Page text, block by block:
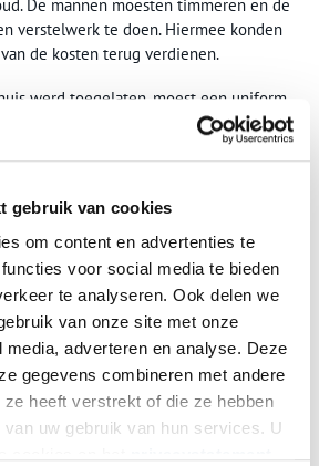
gebruik van cookies
om content en advertenties te
voor social media te bieden
te analyseren. Ook delen we
van onze site met onze
adverteren en analyse. Deze
gegevens combineren met andere
ze heeft verstrekt of die ze hebben
uw gebruik van hun services. U
De mannen moesten timmeren en de
verstelwerk te doen. Hiermee konden
de kosten terug verdienen.
werd toegelaten, moest een uniform
regels in Wittenburg. Het ontbijt was om
zondag, dan kwam het brood een half uur